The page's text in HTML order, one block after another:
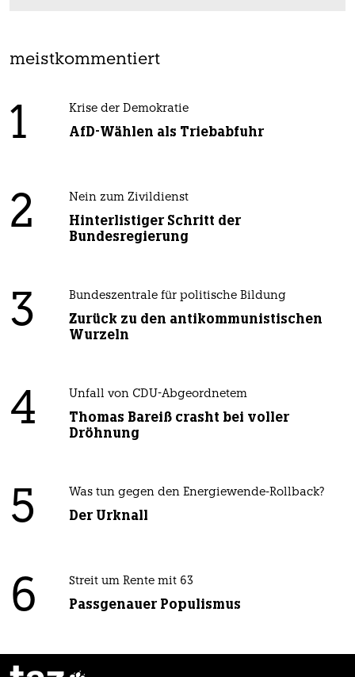
meistkommentiert
1 Krise der Demokratie
AfD-Wählen als Triebabfuhr
2 Nein zum Zivildienst
Hinterlistiger Schritt der
Bundesregierung
3 Bundeszentrale für politische Bildung
Zurück zu den antikommunistischen
Wurzeln
4 Unfall von CDU-Abgeordnetem
Thomas Bareiß crasht bei voller
Dröhnung
5 Was tun gegen den Energiewende-Rollback?
Der Urknall
6 Streit um Rente mit 63
Passgenauer Populismus